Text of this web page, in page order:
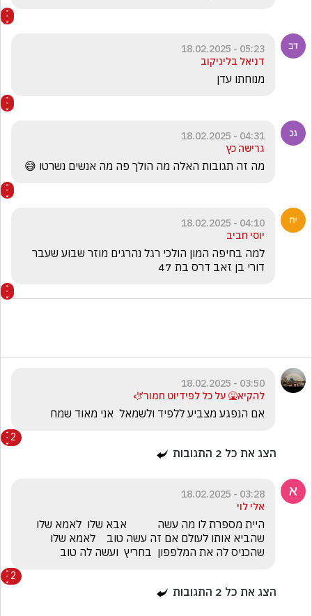
05:23 - 18.02.2025
דניאל בליניקוב
מנוחתו עדן
04:31 - 18.02.2025
גרישה כץ
מה זה תגובות האלה מה הולך פה מה אנשים נשרטו 😅
04:10 - 18.02.2025
יוסי חביב
דורי בן זאב דרס בת 47
03:50 - 18.02.2025
להקיא🤮 על כל לפידיוט חמור🫏
אם הנפגע מצביע ללפיד ולשמאל  אני מאוד שמח
2
הצג את כל 2 התגובות
03:28 - 18.02.2025
אלי לוי
שהכניס לה את המלפפון  בחריץ  ועשה לה טוב
2
הצג את כל 2 התגובות